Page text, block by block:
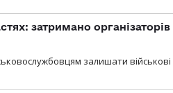
затримано організаторів
залишати військові